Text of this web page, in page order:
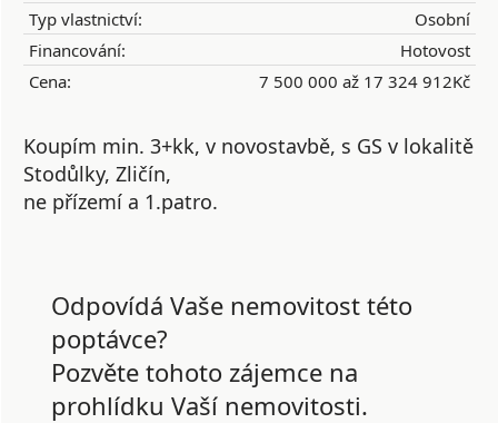
Typ vlastnictví:
Osobní
Financování:
Hotovost
Cena:
7 500 000 až 17 324 912Kč
Koupím min. 3+kk, v novostavbě, s GS v lokalitě
Stodůlky, Zličín,
ne přízemí a 1.patro.
Odpovídá Vaše nemovitost této
poptávce?
Pozvěte tohoto zájemce na
prohlídku Vaší nemovitosti.